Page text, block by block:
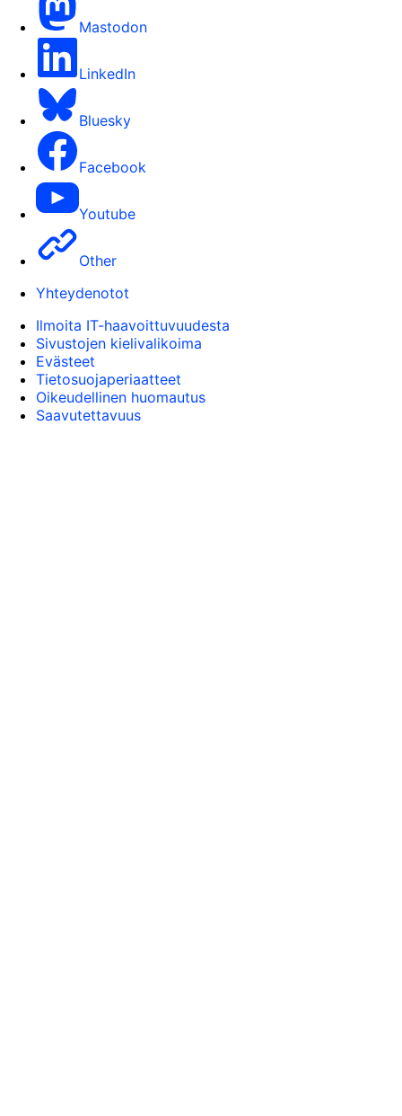
Mastodon
LinkedIn
Bluesky
Facebook
Youtube
Other
Yhteydenotot
Ilmoita IT-haavoittuvuudesta
Sivustojen kielivalikoima
Evästeet
Tietosuojaperiaatteet
Oikeudellinen huomautus
Saavutettavuus